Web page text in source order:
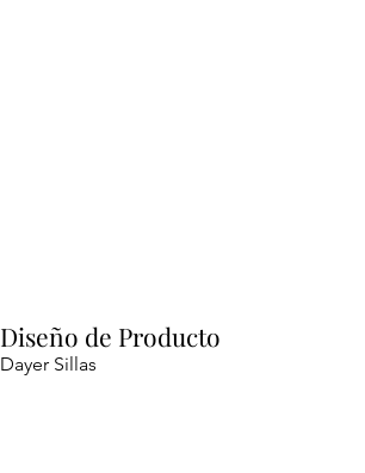
Diseño de Producto
Dayer Sillas